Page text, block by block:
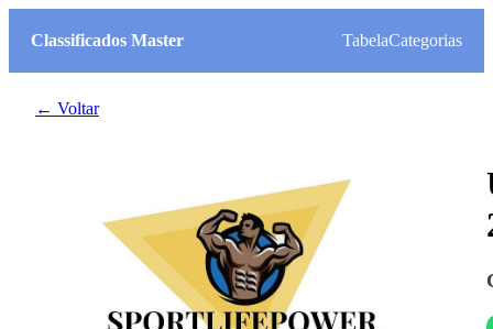
Classificados Master TabelaCategorias
← Voltar